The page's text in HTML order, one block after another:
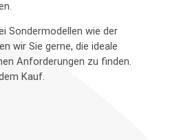
Sondermodellen wie der
wir Sie gerne, die ideale
Anforderungen zu finden.
Kauf.